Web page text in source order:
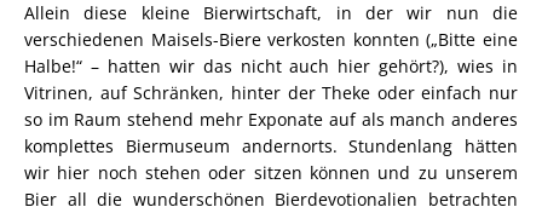
Allein diese kleine Bierwirtschaft, in der wir nun die
verschiedenen Maisels-Biere verkosten konnten („Bitte eine
Halbe!“ – hatten wir das nicht auch hier gehört?), wies in
Vitrinen, auf Schränken, hinter der Theke oder einfach nur
so im Raum stehend mehr Exponate auf als manch anderes
komplettes Biermuseum andernorts. Stundenlang hätten
wir hier noch stehen oder sitzen können und zu unserem
Bier all die wunderschönen Bierdevotionalien betrachten